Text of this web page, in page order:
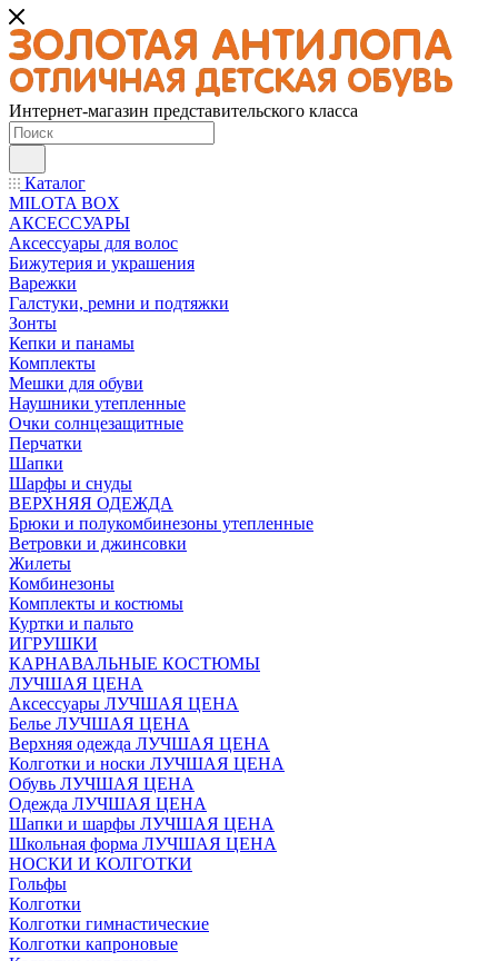
Интернет-магазин представительского класса
Каталог
MILOTA BOX
АКСЕССУАРЫ
Аксессуары для волос
Бижутерия и украшения
Варежки
Галстуки, ремни и подтяжки
Зонты
Кепки и панамы
Комплекты
Мешки для обуви
Наушники утепленные
Очки солнцезащитные
Перчатки
Шапки
Шарфы и снуды
ВЕРХНЯЯ ОДЕЖДА
Брюки и полукомбинезоны утепленные
Ветровки и джинсовки
Жилеты
Комбинезоны
Комплекты и костюмы
Куртки и пальто
ИГРУШКИ
КАРНАВАЛЬНЫЕ КОСТЮМЫ
ЛУЧШАЯ ЦЕНА
Аксессуары ЛУЧШАЯ ЦЕНА
Белье ЛУЧШАЯ ЦЕНА
Верхняя одежда ЛУЧШАЯ ЦЕНА
Колготки и носки ЛУЧШАЯ ЦЕНА
Обувь ЛУЧШАЯ ЦЕНА
Одежда ЛУЧШАЯ ЦЕНА
Шапки и шарфы ЛУЧШАЯ ЦЕНА
Школьная форма ЛУЧШАЯ ЦЕНА
НОСКИ И КОЛГОТКИ
Гольфы
Колготки
Колготки гимнастические
Колготки капроновые